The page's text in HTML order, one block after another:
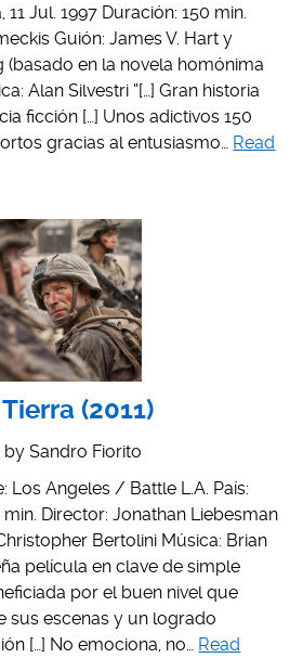
Jul. 1997 Duración: 150 min.
Guión: James V. Hart y
(basado en la novela homónima
Alan Silvestri “[…] Gran historia
ficción […] Unos adictivos 150
gracias al entusiasmo… Read
(2011)
bySandro Fiorito
Los Angeles / Battle L.A. País:
min. Director: Jonathan Liebesman
Bertolini Música: Brian
película en clave de simple
por el buen nivel que
sus escenas y un logrado
[…] No emociona, no… Read